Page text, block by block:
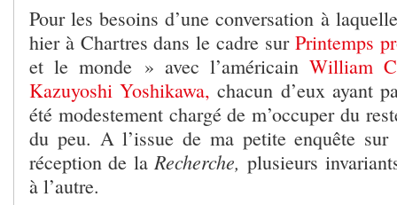
Pour les besoins d’une conversation à
hier à Chartres dans le cadre sur Printemps
et le monde » avec l’américainWilliam
Kazuyoshi Yoshikawa, chacun d’eux ayant
été modestement chargé de m’occuper du
du peu. A l’issue de ma petite enquête
réception de la Recherche,plusieurs
à l’autre.